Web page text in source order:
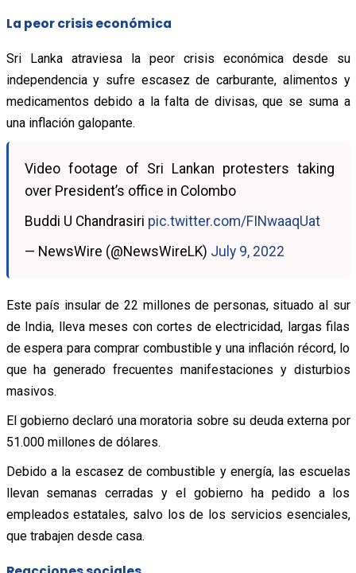
La peor crisis económica
Sri Lanka atraviesa la peor crisis económica desde su
independencia y sufre escasez de carburante, alimentos y
medicamentos debido a la falta de divisas, que se suma a
una inflación galopante.
Video footage of Sri Lankan protesters taking
over President’s office in Colombo
Buddi U Chandrasiri pic.twitter.com/FINwaaqUat
— NewsWire (@NewsWireLK) July 9, 2022
Este país insular de 22 millones de personas, situado al sur
de India, lleva meses con cortes de electricidad, largas filas
de espera para comprar combustible y una inflación récord, lo
que ha generado frecuentes manifestaciones y disturbios
masivos.
El gobierno declaró una moratoria sobre su deuda externa por
51.000 millones de dólares.
Debido a la escasez de combustible y energía, las escuelas
llevan semanas cerradas y el gobierno ha pedido a los
empleados estatales, salvo los de los servicios esenciales,
que trabajen desde casa.